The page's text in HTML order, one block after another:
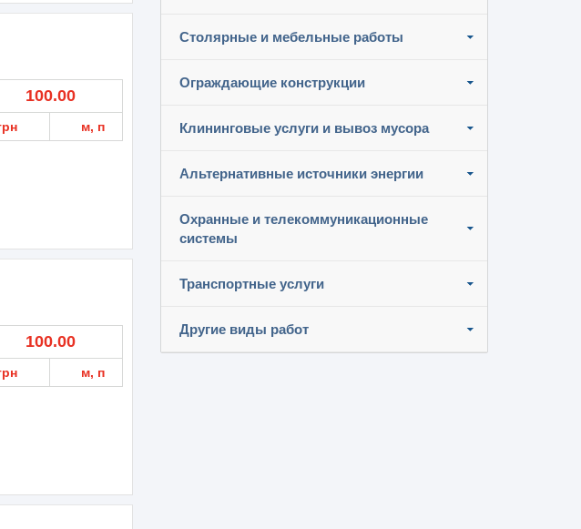
Столярные и мебельные работы
Ограждающие конструкции
Клининговые услуги и вывоз мусора
Альтернативные источники энергии
Охранные и телекоммуникационные
системы
Транспортные услуги
Другие виды работ
100.00
м, п
100.00
м, п